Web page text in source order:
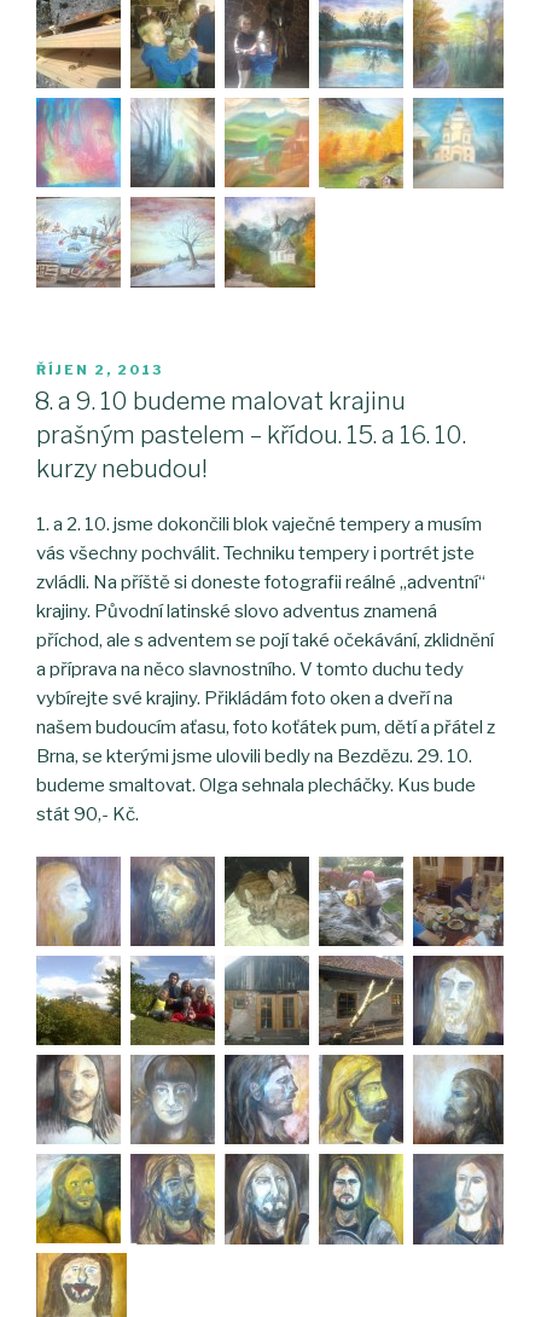
PUBLIKOVÁNO
ŘÍJEN 2, 2013
8. a 9. 10 budeme malovat krajinu
prašným pastelem – křídou. 15. a 16. 10.
kurzy nebudou!
1. a 2. 10. jsme dokončili blok vaječné tempery a musím
vás všechny pochválit. Techniku tempery i portrét jste
zvládli. Na příště si doneste fotografii reálné „adventní“
krajiny. Původní latinské slovo adventus znamená
příchod, ale s adventem se pojí také očekávání, zklidnění
a příprava na něco slavnostního. V tomto duchu tedy
vybírejte své krajiny. Přikládám foto oken a dveří na
našem budoucím aťasu, foto koťátek pum, dětí a přátel z
Brna, se kterými jsme ulovili bedly na Bezdězu. 29. 10.
budeme smaltovat. Olga sehnala plecháčky. Kus bude
stát 90,- Kč.